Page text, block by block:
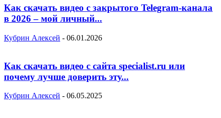
Как скачать видео с закрытого Telegram-канала
в 2026 – мой личный...
Кубрин Алексей - 06.01.2026
Как скачать видео с сайта specialist.ru или
почему лучше доверить эту...
Кубрин Алексей - 06.05.2025